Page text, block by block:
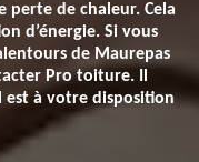
perte de chaleur. Cela
d’énergie. Si vous
de Maurepas
Pro toiture. Il
est à votre disposition